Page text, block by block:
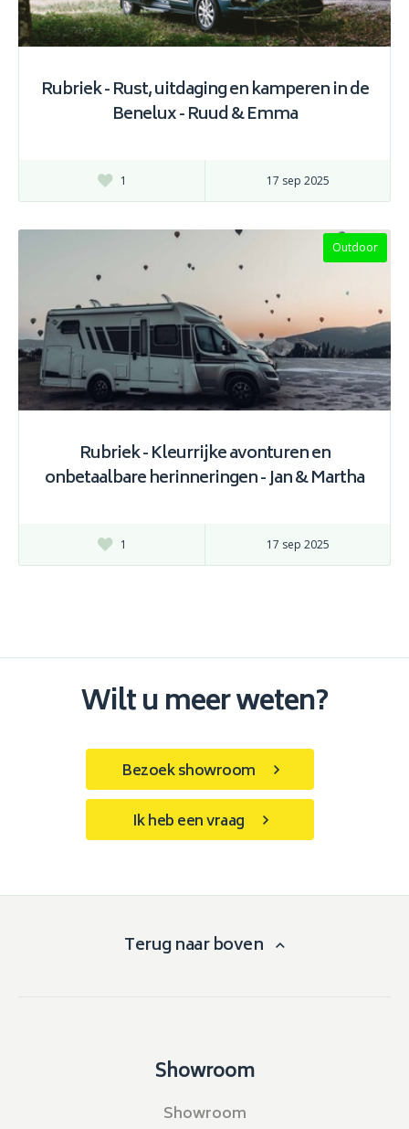
Rubriek - Rust, uitdaging en kamperen in de
Benelux - Ruud & Emma
1 17 sep 2025
Outdoor
Rubriek - Kleurrijke avonturen en
onbetaalbare herinneringen - Jan & Martha
1 17 sep 2025
Wilt u meer weten?
Bezoek showroom
Ik heb een vraag
Terug naar boven
Showroom
Showroom